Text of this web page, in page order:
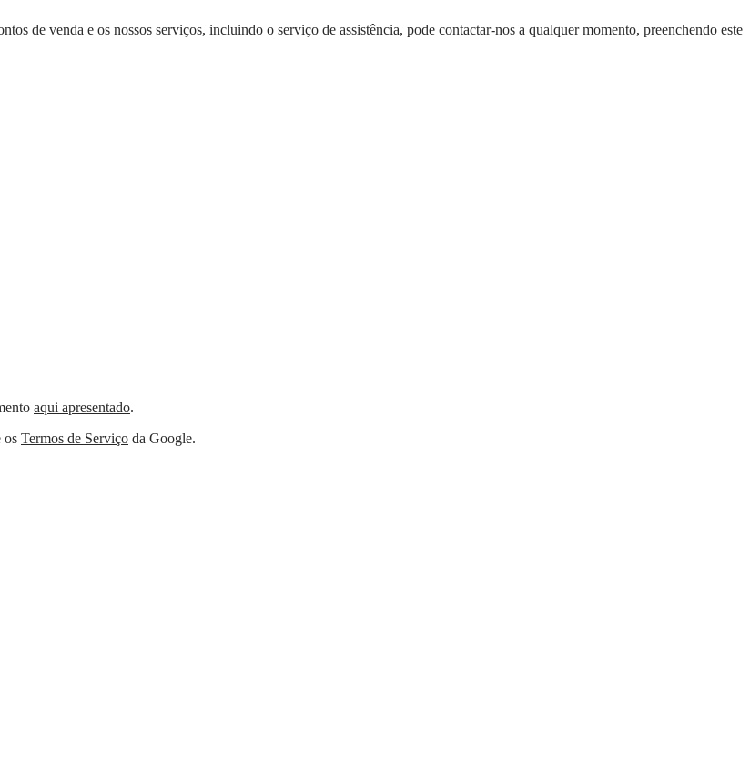
de venda e os nossos serviços, incluindo o serviço de assistência, pode contactar-nos a qualquer momento, preenchendo este
aqui apresentado.
os Termos de Serviço da Google.